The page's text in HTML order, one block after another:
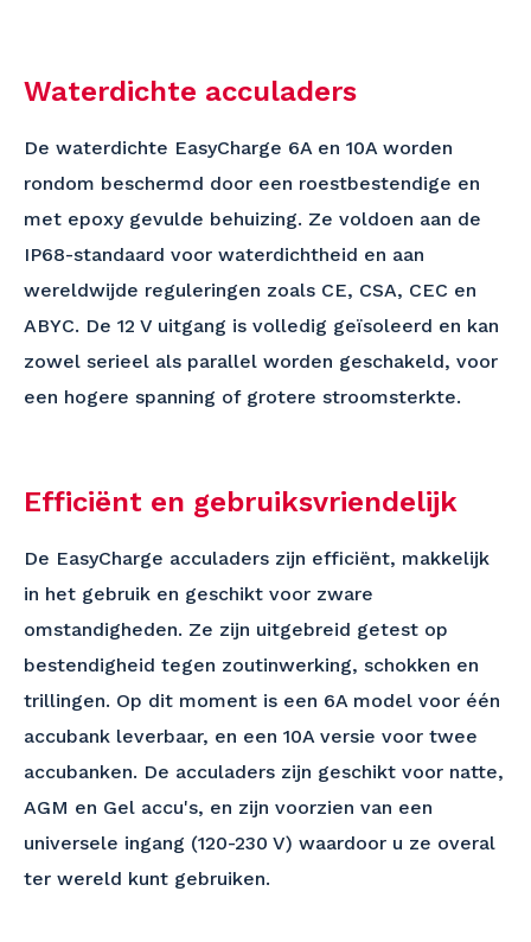
Waterdichte acculaders
De waterdichte EasyCharge 6A en 10A worden
rondom beschermd door een roestbestendige en
met epoxy gevulde behuizing. Ze voldoen aan de
IP68-standaard voor waterdichtheid en aan
wereldwijde reguleringen zoals CE, CSA, CEC en
ABYC. De 12 V uitgang is volledig geïsoleerd en kan
zowel serieel als parallel worden geschakeld, voor
een hogere spanning of grotere stroomsterkte.
Efficiënt en gebruiksvriendelijk
De EasyCharge acculaders zijn efficiënt, makkelijk
in het gebruik en geschikt voor zware
omstandigheden. Ze zijn uitgebreid getest op
bestendigheid tegen zoutinwerking, schokken en
trillingen. Op dit moment is een 6A model voor één
accubank leverbaar, en een 10A versie voor twee
accubanken. De acculaders zijn geschikt voor natte,
AGM en Gel accu's, en zijn voorzien van een
universele ingang (120-230 V) waardoor u ze overal
ter wereld kunt gebruiken.